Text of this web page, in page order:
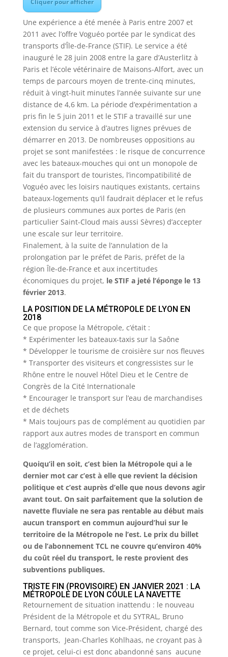
Une expérience a été menée à Paris entre 2007 et
2011 avec l’offre Voguéo portée par le syndicat des
transports d’Île-de-France (STIF). Le service a été
inauguré le 28 juin 2008 entre la gare d’Austerlitz à
Paris et l’école vétérinaire de Maisons-Alfort, avec un
temps de parcours moyen de trente-cinq minutes,
réduit à vingt-huit minutes l’année suivante sur une
distance de 4,6 km. La période d’expérimentation a
pris fin le 5 juin 2011 et le STIF a travaillé sur une
extension du service à d’autres lignes prévues de
démarrer en 2013. De nombreuses oppositions au
projet se sont manifestées : le risque de concurrence
avec les bateaux-mouches qui ont un monopole de
fait du transport de touristes, l’incompatibilité de
Voguéo avec les loisirs nautiques existants, certains
bateaux-logements qu’il faudrait déplacer et le refus
de plusieurs communes aux portes de Paris (en
particulier Saint-Cloud mais aussi Sèvres) d’accepter
une escale sur leur territoire.
Finalement, à la suite de l’annulation de la
prolongation par le préfet de Paris, préfet de la
région Île-de-France et aux incertitudes
économiques du projet, le STIF a jeté l’éponge le 13
février 2013.
LA POSITION DE LA MÉTROPOLE DE LYON EN
2018
Ce que propose la Métropole, c’était :
* Expérimenter les bateaux-taxis sur la Saône
* Développer le tourisme de croisière sur nos fleuves
* Transporter des visiteurs et congressistes sur le
Rhône entre le nouvel Hôtel Dieu et le Centre de
Congrès de la Cité Internationale
* Encourager le transport sur l’eau de marchandises
et de déchets
* Mais toujours pas de complément au quotidien par
rapport aux autres modes de transport en commun
de l’agglomération.
Quoiqu’il en soit, c’est bien la Métropole qui a le
dernier mot car c’est à elle que revient la décision
politique et c’est auprès d’elle que nous devons agir
avant tout. On sait parfaitement que la solution de
navette fluviale ne sera pas rentable au début mais
aucun transport en commun aujourd’hui sur le
territoire de la Métropole ne l’est. Le prix du billet
ou de l’abonnement TCL ne couvre qu’environ 40%
du coût réel du transport, le reste provient des
subventions publiques.
TRISTE FIN (PROVISOIRE) EN JANVIER 2021 : LA
MÉTROPOLE DE LYON COULE LA NAVETTE
Retournement de situation inattendu : le nouveau
Président de la Métropole et du SYTRAL, Bruno
Bernard, tout comme son Vice-Président, chargé des
transports, Jean-Charles Kohlhaas, ne croyant pas à
ce projet, celui-ci est donc abandonné sans aucune